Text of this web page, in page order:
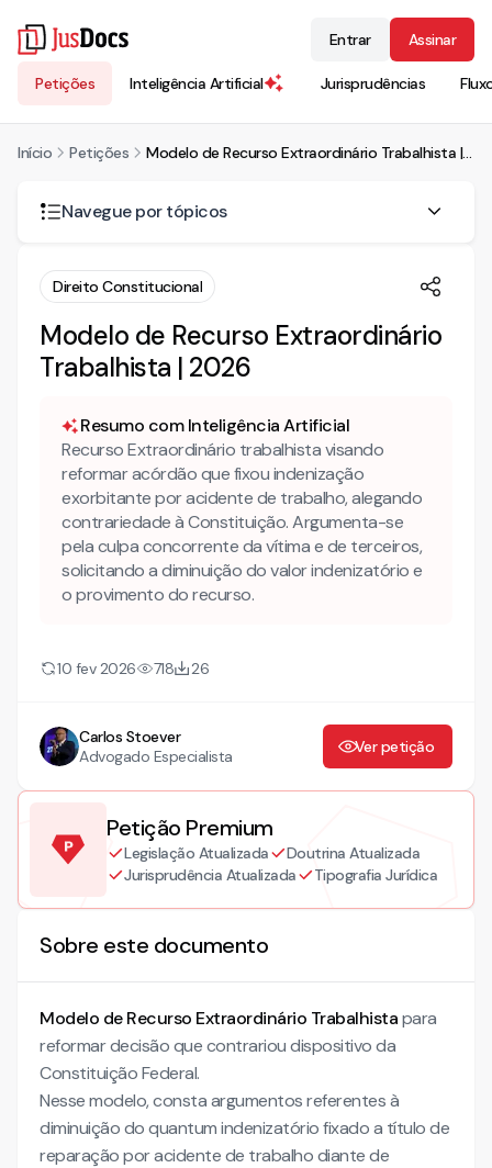
Petições Inteligência Artificial Jurisprudências
Entrar Assinar
Início Petições Modelo de Recurso Extraordinário Trabalhista | 2026
Navegue por tópicos
Quando cabe um recurso extraordinário no direito do
trabalho?
O que são excludentes de responsabilidade em casos de
acidente de trabalho?
Direito Constitucional
Modelo de Recurso Extraordinário
Trabalhista | 2026
Resumo com Inteligência Artificial
Recurso Extraordinário trabalhista visando
reformar acórdão que fixou indenização
exorbitante por acidente de trabalho, alegando
contrariedade à Constituição. Argumenta-se
pela culpa concorrente da vítima e de terceiros,
solicitando a diminuição do valor indenizatório e
o provimento do recurso.
10 fev 2026 718 26
Carlos Stoever
Advogado Especialista
Ver petição
Petição Premium
Legislação Atualizada
Doutrina Atualizada
Jurisprudência Atualizada
Tipografia Jurídica
Sobre este documento
Modelo de Recurso Extraordinário Trabalhistapara
reformar decisão que contrariou dispositivo da
Constituição Federal.
Nesse modelo, consta argumentos referentes à
diminuição do quantum indenizatório fixado a título de
reparação por acidente de trabalho diante de